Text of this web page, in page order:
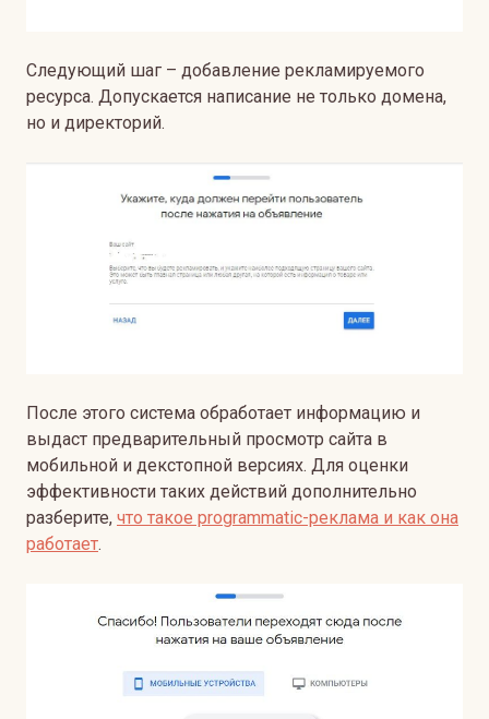
Следующий шаг – добавление рекламируемого
ресурса. Допускается написание не только домена,
но и директорий.
После этого система обработает информацию и
выдаст предварительный просмотр сайта в
мобильной и декстопной версиях. Для оценки
эффективности таких действий дополнительно
разберите, что такое programmatic-реклама и как она
работает.